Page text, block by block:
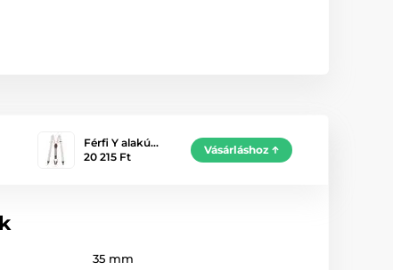
Férfi Y alakú…
20 215 Ft
Vásárláshoz
35 mm